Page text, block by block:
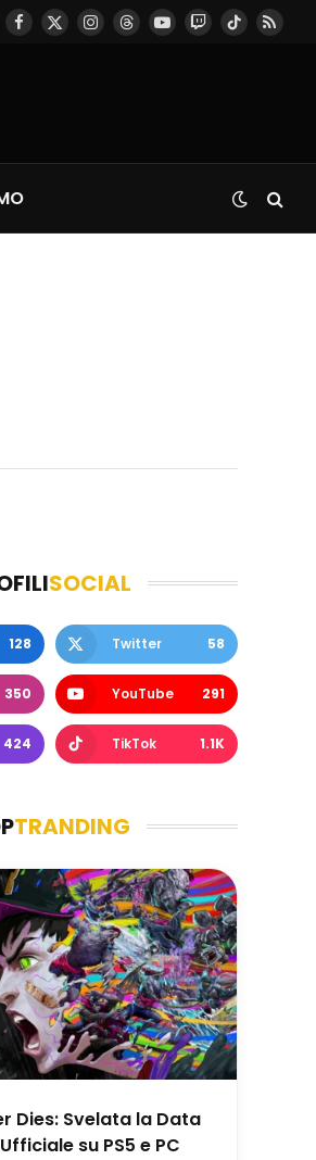
Facebook
X
Instagram
ThreadsYouTube
TwitchTikTok
RSS
SOCIAL
128 Twitter 58
350 YouTube 291
424 TikTok 1.1K
TRANDING
Dies: Svelata la Data
su PS5 e PC